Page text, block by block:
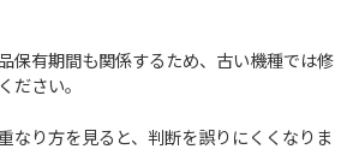
保有期間も関係するため、古い機種では修
ださい。
なり方を見ると、判断を誤りにくくなりま